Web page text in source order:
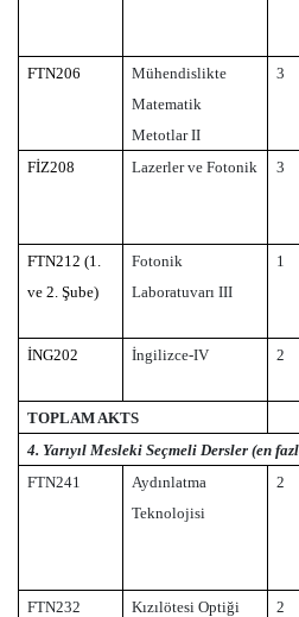
FTN206
Mühendislikte
Matematik
Metotlar II
3
FİZ208 Lazerler ve Fotonik 3
FTN212 (1.
ve 2. Şube)
Fotonik
Laboratuvarı III
1
İNG202
İngilizce-IV 2
TOPLAM AKTS
4. Yarıyıl Mesleki Seçmeli Dersler (en
FTN241
Aydınlatma
Teknolojisi
2
FTN232
Kızılötesi Optiği 2